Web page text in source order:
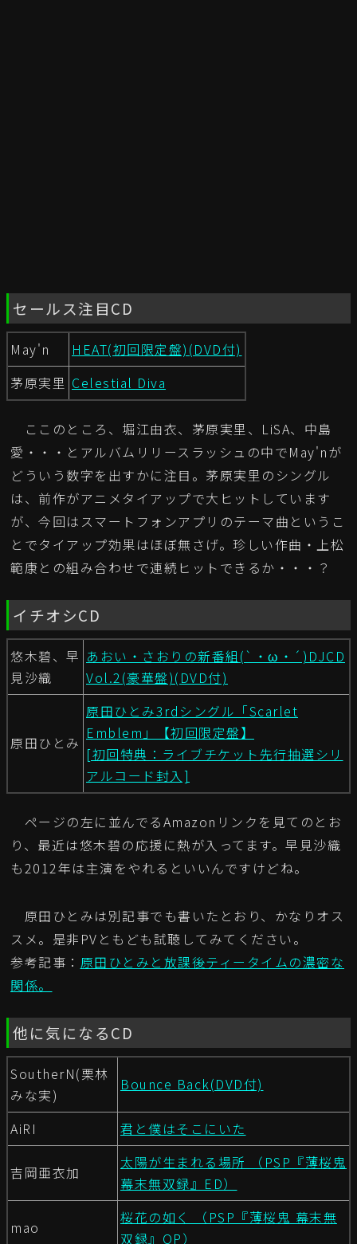
セールス注目CD
May'n
HEAT(初回限定盤)(DVD付)
茅原実里 Celestial Diva
ここのところ、堀江由衣、茅原実里、LiSA、中島
愛・・・とアルバムリリースラッシュの中でMay'nが
どういう数字を出すかに注目。茅原実里のシングル
は、前作がアニメタイアップで大ヒットしています
が、今回はスマートフォンアプリのテーマ曲というこ
とでタイアップ効果はほぼ無さげ。珍しい作曲・上松
範康との組み合わせで連続ヒットできるか・・・？
イチオシCD
悠木碧、早
見沙織
あおい・さおりの新番組(`・ω・´)DJCD
Vol.2(豪華盤)(DVD付)
原田ひとみ
原田ひとみ3rdシングル「Scarlet
Emblem」【初回限定盤】
[初回特典：ライブチケット先行抽選シリ
アルコード封入]
ページの左に並んでるAmazonリンクを見てのとお
り、最近は悠木碧の応援に熱が入ってます。早見沙織
も2012年は主演をやれるといいんですけどね。
原田ひとみは別記事でも書いたとおり、かなりオス
スメ。是非PVともども試聴してみてください。
参考記事： 原田ひとみと放課後ティータイムの濃密な
関係。
他に気になるCD
SoutherN(栗林
みな実)
Bounce Back(DVD付)
AiRI 君と僕はそこにいた
吉岡亜衣加
太陽が生まれる場所 （PSP『薄桜鬼
幕末無双録』ED）
mao
桜花の如く （PSP『薄桜鬼 幕末無
双録』OP）